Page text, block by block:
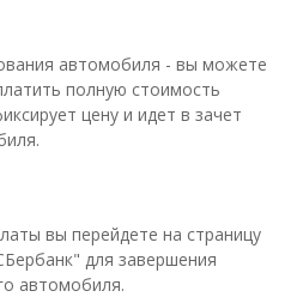
автомобиля - вы можете
полную стоимость
цену и идет в зачет
вы перейдете на страницу
для завершения
автомобиля.